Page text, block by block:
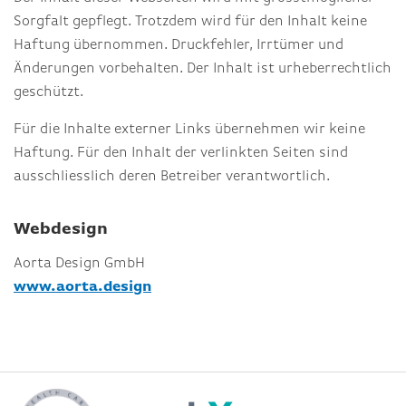
Sorgfalt gepflegt. Trotzdem wird für den Inhalt keine
Haftung übernommen. Druckfehler, Irrtümer und
Änderungen vorbehalten. Der Inhalt ist urheberrechtlich
geschützt.
Für die Inhalte externer Links übernehmen wir keine
Haftung. Für den Inhalt der verlinkten Seiten sind
ausschliesslich deren Betreiber verantwortlich.
Webdesign
Aorta Design GmbH
www.aorta.design